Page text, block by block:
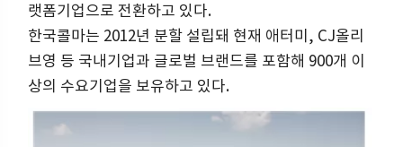
랫폼기업으로 전환하고 있다.
한국콜마는 2012년 분할 설립돼 현재 애터미, CJ올리
브영 등 국내기업과 글로벌 브랜드를 포함해 900개 이
상의 수요기업을 보유하고 있다.